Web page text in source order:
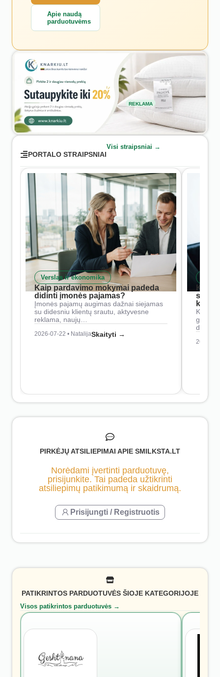
Apie naudą
parduotuvėms
REKLAMA
PORTALO STRAIPSNIAI
Visi straipsniai →
Verslas ir ekonomika
Kaip pardavimo mokymai padeda
didinti įmonės pajamas?
Įmonės pajamų augimas dažnai siejamas
su didesniu klientų srautu, aktyvesne
reklama, naujų…
2026-07-22 • NatalijaSkaityti →
Kaip
2026-
PIRKĖJŲ ATSILIEPIMAI APIE SMILKSTA.LT
Norėdami įvertinti parduotuvę,
prisijunkite. Tai padeda užtikrinti
atsiliepimų patikimumą ir skaidrumą.
Prisijungti / Registruotis
PATIKRINTOS PARDUOTUVĖS ŠIOJE KATEGORIJOJE
Visos patikrintos parduotuvės →